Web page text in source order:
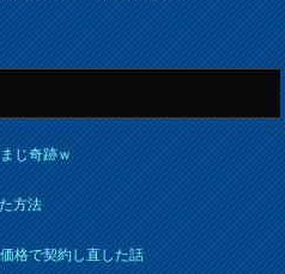
じ奇跡ｗ
方法
格で契約し直した話